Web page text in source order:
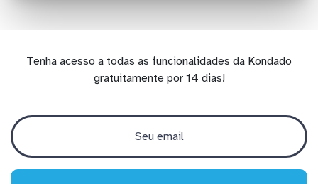
Tenha acesso a todas as funcionalidades da Kondado
gratuitamente por 14 dias!